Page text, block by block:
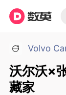
Volvo
沃尔沃×
藏家